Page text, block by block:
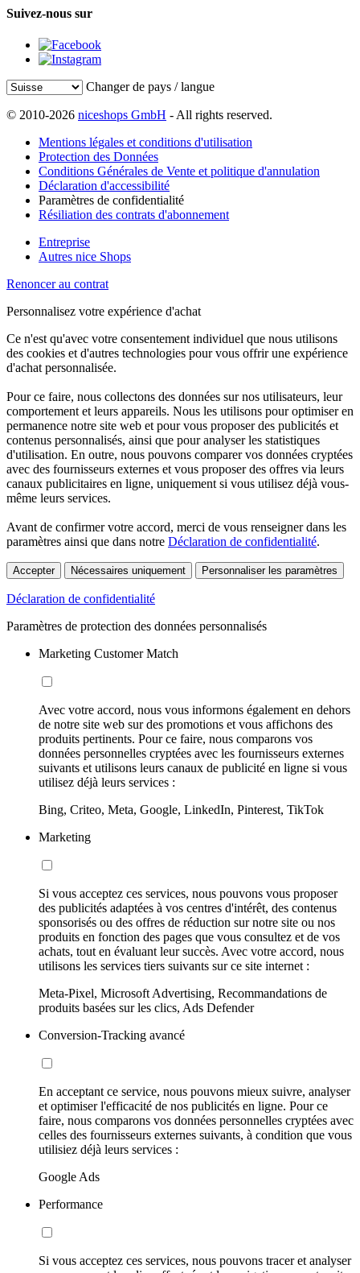
Suivez-nous sur
Changer de pays / langue
© 2010-2026 niceshops GmbH - All rights reserved.
Mentions légales et conditions d'utilisation
Protection des Données
Conditions Générales de Vente et politique d'annulation
Déclaration d'accessibilité
Paramètres de confidentialité
Résiliation des contrats d'abonnement
Entreprise
Autres nice Shops
Renoncer au contrat
Personnalisez votre expérience d'achat
Ce n'est qu'avec votre consentement individuel que nous utilisons
des cookies et d'autres technologies pour vous offrir une expérience
d'achat personnalisée.
Pour ce faire, nous collectons des données sur nos utilisateurs, leur
comportement et leurs appareils. Nous les utilisons pour optimiser en
permanence notre site web et pour vous proposer des publicités et
contenus personnalisés, ainsi que pour analyser les statistiques
d'utilisation. En outre, nous pouvons comparer vos données cryptées
avec des fournisseurs externes et vous proposer des offres via leurs
canaux publicitaires en ligne, uniquement si vous utilisez déjà vous-
même leurs services.
Avant de confirmer votre accord, merci de vous renseigner dans les
paramètres ainsi que dans notre Déclaration de confidentialité.
Accepter Nécessaires uniquement Personnaliser les paramètres
Déclaration de confidentialité
Paramètres de protection des données personnalisés
Marketing Customer Match
Avec votre accord, nous vous informons également en dehors
de notre site web sur des promotions et vous affichons des
produits pertinents. Pour ce faire, nous comparons vos
données personnelles cryptées avec les fournisseurs externes
suivants et utilisons leurs canaux de publicité en ligne si vous
utilisez déjà leurs services :
Bing, Criteo, Meta, Google, LinkedIn, Pinterest, TikTok
Marketing
Si vous acceptez ces services, nous pouvons vous proposer
des publicités adaptées à vos centres d'intérêt, des contenus
sponsorisés ou des offres de réduction sur notre site ou nos
produits en fonction des pages que vous consultez et de vos
achats, tout en évaluant leur succès. Avec votre accord, nous
utilisons les services tiers suivants sur ce site internet :
Meta-Pixel, Microsoft Advertising, Recommandations de
produits basées sur les clics, Ads Defender
Conversion-Tracking avancé
En acceptant ce service, nous pouvons mieux suivre, analyser
et optimiser l'efficacité de nos publicités en ligne. Pour ce
faire, nous comparons vos données personnelles cryptées avec
celles des fournisseurs externes suivants, à condition que vous
utilisiez déjà leurs services :
Google Ads
Performance
Si vous acceptez ces services, nous pouvons tracer et analyser